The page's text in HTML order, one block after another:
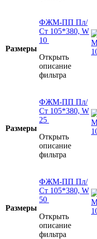
Размеры
ФЖМ-ПП Пл/
Ст 105*380, W
10
Открыть
описание
фильтра
Размеры
ФЖМ-ПП Пл/
Ст 105*380, W
25
Открыть
описание
фильтра
Размеры
ФЖМ-ПП Пл/
Ст 105*380, W
50
Открыть
описание
фильтра